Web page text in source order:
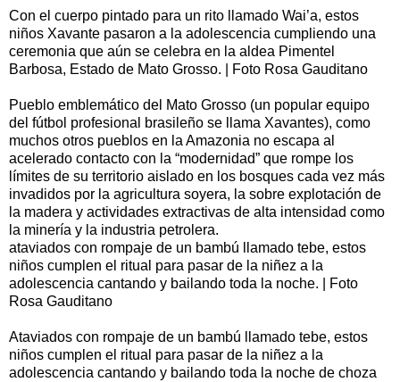
Con el cuerpo pintado para un rito llamado Wai’a, estos
niños Xavante pasaron a la adolescencia cumpliendo una
ceremonia que aún se celebra en la aldea Pimentel
Barbosa, Estado de Mato Grosso. | Foto Rosa Gauditano
Pueblo emblemático del Mato Grosso (un popular equipo
del fútbol profesional brasileño se llama Xavantes), como
muchos otros pueblos en la Amazonia no escapa al
acelerado contacto con la “modernidad” que rompe los
límites de su territorio aislado en los bosques cada vez más
invadidos por la agricultura soyera, la sobre explotación de
la madera y actividades extractivas de alta intensidad como
la minería y la industria petrolera.
ataviados con rompaje de un bambú llamado tebe, estos
niños cumplen el ritual para pasar de la niñez a la
adolescencia cantando y bailando toda la noche. | Foto
Rosa Gauditano
Ataviados con rompaje de un bambú llamado tebe, estos
niños cumplen el ritual para pasar de la niñez a la
adolescencia cantando y bailando toda la noche de choza